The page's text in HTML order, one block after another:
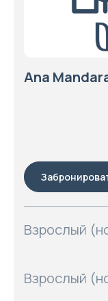
Ana
Взрослый
Взрослый